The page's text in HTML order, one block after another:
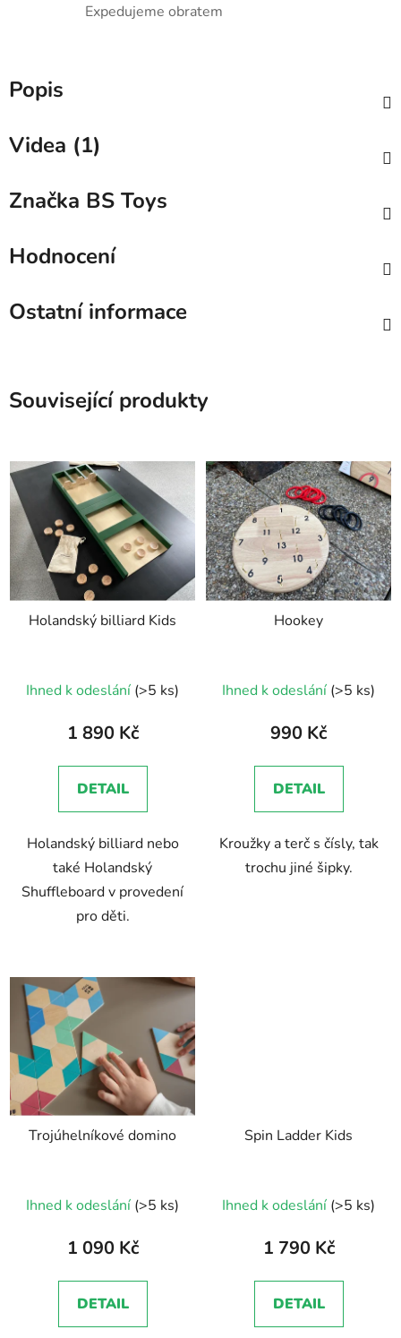
Expedujeme obratem
Popis
Videa (1)
Značka BS Toys
Hodnocení
Ostatní informace
Související produkty
Holandský billiard Kids
Ihned k odeslání (>5 ks)
1 890 Kč
DETAIL
Holandský billiard nebo
také Holandský
Shuffleboard v provedení
pro děti.
Hookey
Ihned k odeslání (>5 ks)
990 Kč
DETAIL
Kroužky a terč s čísly, tak
trochu jiné šipky.
Trojúhelníkové domino
hodnocení
produktu
5,0
z
Ihned k odeslání (>5 ks)
1 090 Kč
DETAIL
Spin Ladder Kids
hodnocení
produktu
5,0
z
Ihned k odeslání (>5 ks)
1 790 Kč
DETAIL